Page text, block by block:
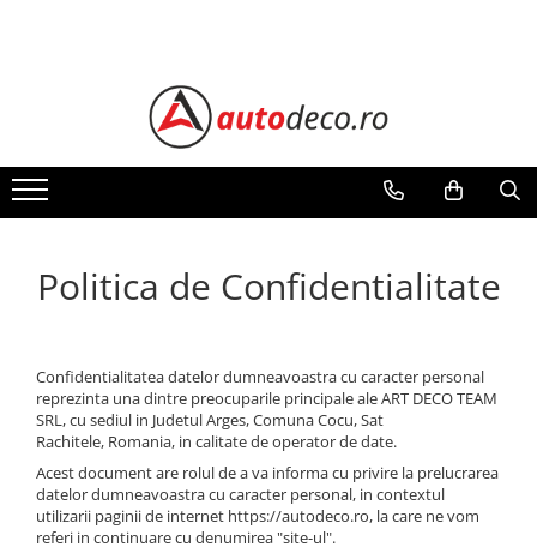
ALFA ROMEO
CHEVROLET
FIAT
FORD
HONDA
HYUNDAI
KIA
MAZDA
Politica de Confidentialitate
Confidentialitatea datelor dumneavoastra cu caracter personal
reprezinta una dintre preocuparile principale ale ART DECO TEAM
SRL, cu sediul in Judetul Arges, Comuna Cocu, Sat
Rachitele, Romania, in calitate de operator de date.
Acest document are rolul de a va informa cu privire la prelucrarea
datelor dumneavoastra cu caracter personal, in contextul
utilizarii paginii de internet https://autodeco.ro, la care ne vom
referi in continuare cu denumirea "site-ul".